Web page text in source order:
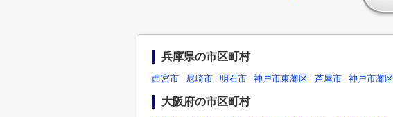
兵庫県の市区町村
西宮市 尼崎市 明石市 神戸市東灘区 芦屋市 神戸市灘区
大阪府の市区町村